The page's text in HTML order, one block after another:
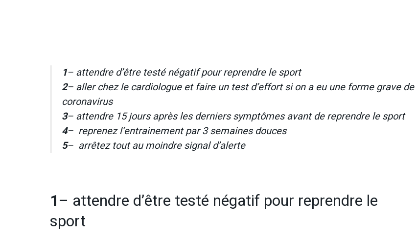
1– attendre d’être testé négatif pour reprendre le sport
2– aller chez le cardiologue et faire un test d’effort si on a eu une forme grave de
coronavirus
3– attendre 15 jours après les derniers symptômes avant de reprendre le sport
4– reprenez l’entrainement par 3 semaines douces
5– arrêtez tout au moindre signal d’alerte
1– attendre d’être testé négatif pour reprendre le
sport